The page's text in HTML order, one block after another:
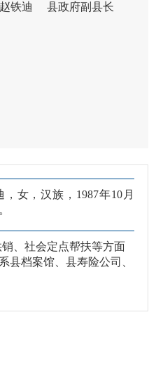
赵铁迪 县政府副县长
，女，汉族，1987年10月
、社会定点帮扶等方面
县档案馆、县寿险公司、